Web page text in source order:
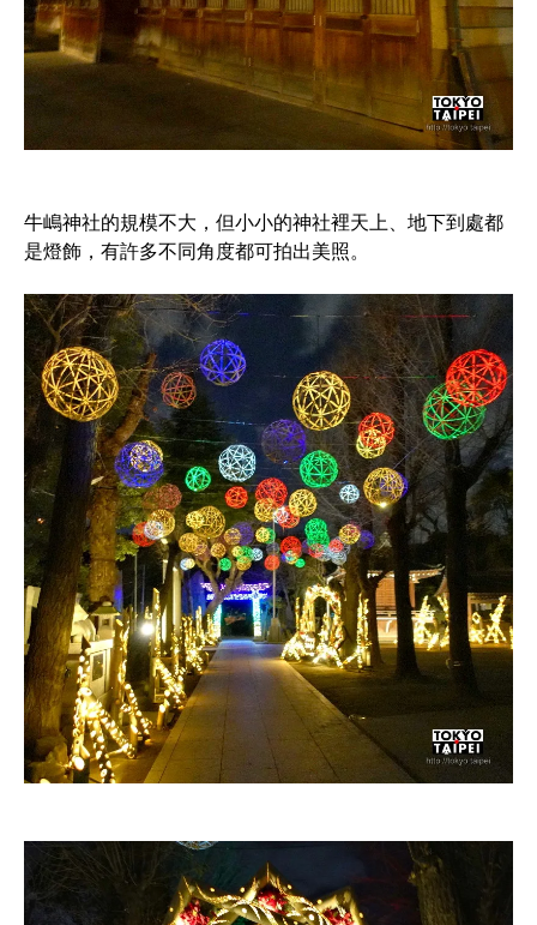
牛嶋神社的規模不大，但小小的神社裡天上、地下到處都
是燈飾，有許多不同角度都可拍出美照。